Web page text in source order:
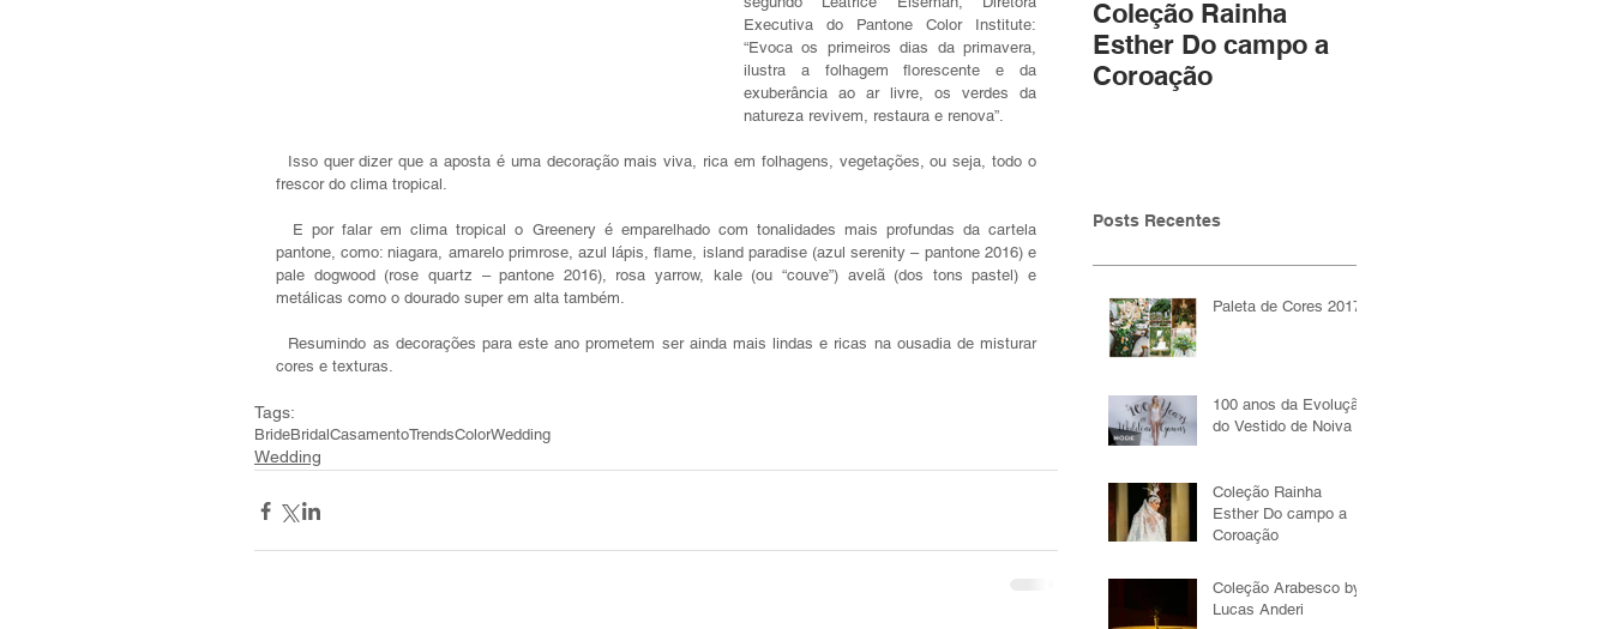
Executiva do Pantone Color Institute:
“Evoca os primeiros dias da primavera,
ilustra a folhagem florescente e da
exuberância ao ar livre, os verdes da
natureza revivem, restaura e renova”.
frescor do clima tropical.
pantone, como: niagara, amarelo primrose, azul lápis, flame, island paradise (azul serenity – pantone 2016) e
pale dogwood (rose quartz – pantone 2016), rosa yarrow, kale (ou “couve”) avelã (dos tons pastel) e
metálicas como o dourado super em alta também.
cores e texturas.
Tags:
BrideBridalCasamentoTrendsColorWedding
Wedding
Coleção Rainha
Esther Do campo a
Coroação
Posts Recentes
Paleta de Cores 2017
100 anos da Evolução
do Vestido de Noiva
Coleção Rainha
Esther Do campo a
Coroação
Coleção Arabesco by
Lucas Anderi